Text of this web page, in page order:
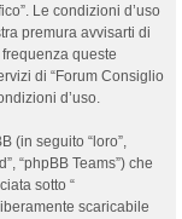
Le condizioni d’uso
premura avvisarti di
queste
di “Forum Consiglio
d’uso.
(in seguito “loro”,
“phpBB Teams”) che
sotto “
scaricabile